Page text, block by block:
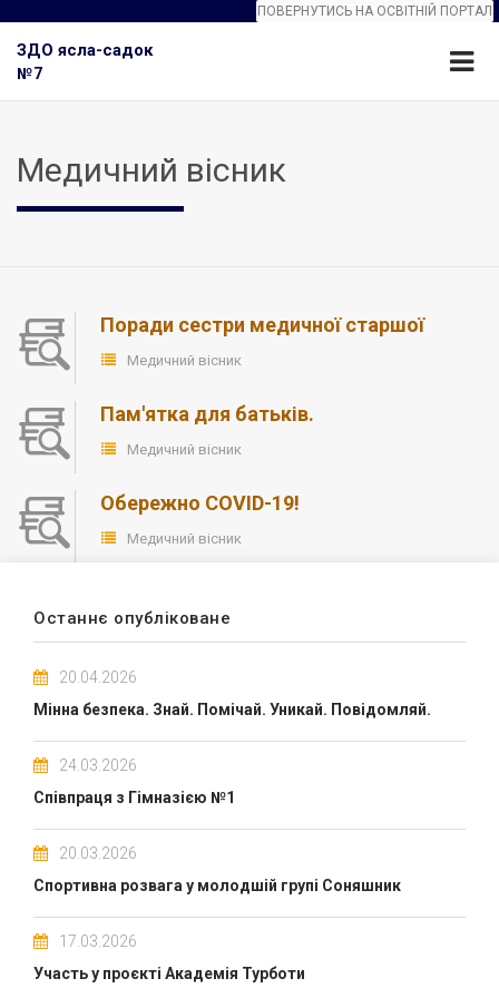
ПОВЕРНУТИСЬ НА ОСВІТНІЙ ПОРТАЛ
ЗДО ясла-садок
№7
Медичний вісник
Поради сестри медичної старшої
Медичний вісник
Пам'ятка для батьків.
Медичний вісник
Обережно COVID-19!
Медичний вісник
Останнє опубліковане
20.04.2026
Мінна безпека. Знай. Помічай. Уникай. Повідомляй.
24.03.2026
Співпраця з Гімназією №1
20.03.2026
Спортивна розвага у молодшій групі Соняшник
17.03.2026
Участь у проєкті Академія Турботи